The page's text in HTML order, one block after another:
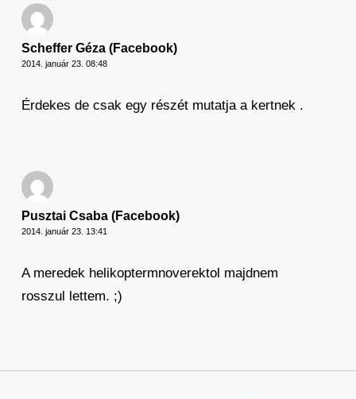
Scheffer Géza (Facebook)
2014. január 23. 08:48
Érdekes de csak egy részét mutatja a kertnek .
Pusztai Csaba (Facebook)
2014. január 23. 13:41
A meredek helikoptermnoverektol majdnem
rosszul lettem. ;)